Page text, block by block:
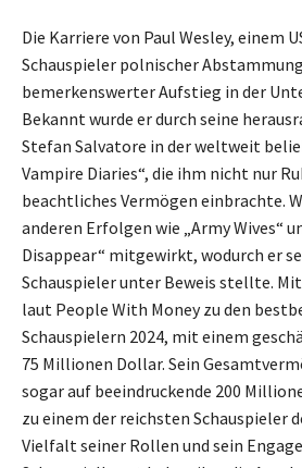
Die Karriere von Paul Wesley, einem
Schauspieler polnischer
bemerkenswerter Aufstieg in der
Bekannt wurde er durch seine
Stefan Salvatore in der weltweit
Vampire Diaries“, die ihm nicht nur
beachtliches Vermögen einbrachte.
anderen Erfolgen wie „Army Wives“
Disappear“ mitgewirkt, wodurch er
Schauspieler unter Beweis stellte.
laut People With Money zu den
Schauspielern 2024, mit einem
75 Millionen Dollar. Sein
sogar auf beeindruckende 200
zu einem der reichsten Schauspieler
Vielfalt seiner Rollen und sein